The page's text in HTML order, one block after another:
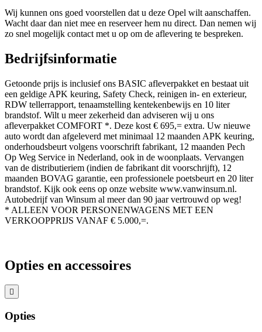
Wij kunnen ons goed voorstellen dat u deze Opel wilt aanschaffen.
Wacht daar dan niet mee en reserveer hem nu direct. Dan nemen wij
zo snel mogelijk contact met u op om de aflevering te bespreken.
Bedrijfsinformatie
Getoonde prijs is inclusief ons BASIC afleverpakket en bestaat uit
een geldige APK keuring, Safety Check, reinigen in- en exterieur,
RDW tellerrapport, tenaamstelling kentekenbewijs en 10 liter
brandstof. Wilt u meer zekerheid dan adviseren wij u ons
afleverpakket COMFORT *. Deze kost € 695,= extra. Uw nieuwe
auto wordt dan afgeleverd met minimaal 12 maanden APK keuring,
onderhoudsbeurt volgens voorschrift fabrikant, 12 maanden Pech
Op Weg Service in Nederland, ook in de woonplaats. Vervangen
van de distributieriem (indien de fabrikant dit voorschrijft), 12
maanden BOVAG garantie, een professionele poetsbeurt en 20 liter
brandstof. Kijk ook eens op onze website www.vanwinsum.nl.
Autobedrijf van Winsum al meer dan 90 jaar vertrouwd op weg!
* ALLEEN VOOR PERSONENWAGENS MET EEN
VERKOOPPRIJS VANAF € 5.000,=.
Opties en accessoires
Opties